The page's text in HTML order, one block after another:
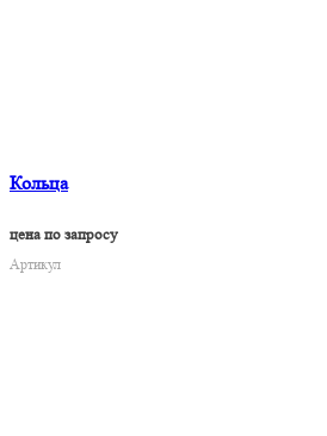
Кольца
цена по запросу
Артикул